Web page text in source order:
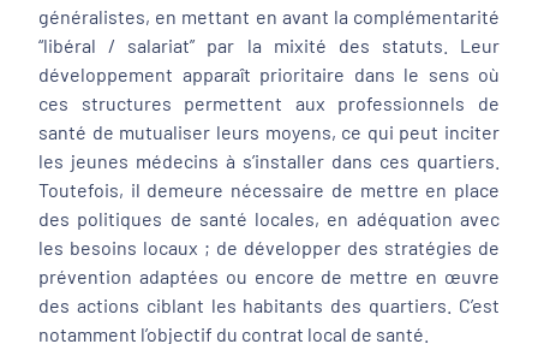
généralistes, en mettant en avant la complémentarité
“libéral / salariat” par la mixité des statuts. Leur
développement apparaît prioritaire dans le sens où
ces structures permettent aux professionnels de
santé de mutualiser leurs moyens, ce qui peut inciter
les jeunes médecins à s’installer dans ces quartiers.
Toutefois, il demeure nécessaire de mettre en place
des politiques de santé locales, en adéquation avec
les besoins locaux ; de développer des stratégies de
prévention adaptées ou encore de mettre en œuvre
des actions ciblant les habitants des quartiers. C’est
notamment l’objectif du contrat local de santé.